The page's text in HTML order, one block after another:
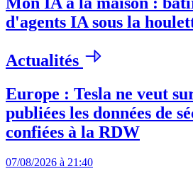
d'agents IA sous la
Actualités
Europe : Tesla ne veut
publiées les données de
confiées à la RDW
07/08/2026 à 21:40